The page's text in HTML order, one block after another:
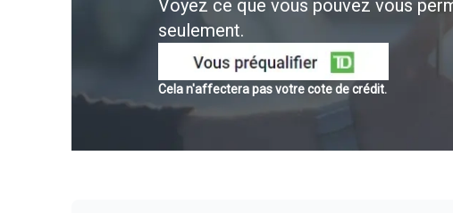
Voyez ce que vous pouvez vous
seulement.
Cela n'affectera pas votre cote de crédit.